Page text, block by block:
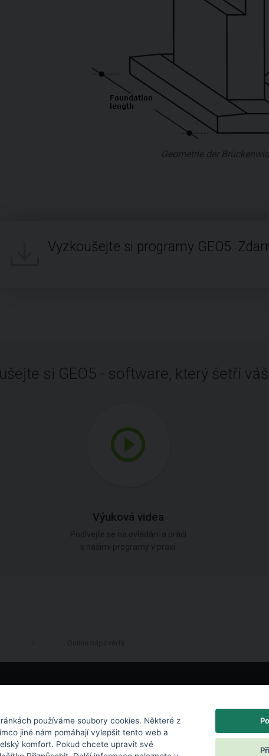
Geometrie der
Vyzkoušejte si programy GEO5.
si GEO5 - software, který šetří
Výuková videa
používáme soubory cookies. Některé z
jiné nám pomáhají vylepšit tento web a
komfort. Pokud chcete upravit své